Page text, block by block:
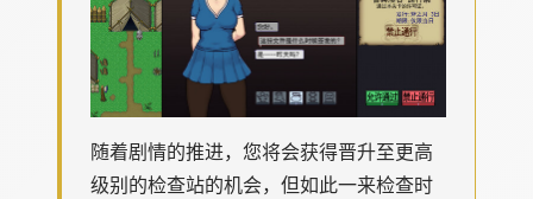
随着剧情的推进，您将会获得晋升至更高
级别的检查站的机会，但如此一来检查时